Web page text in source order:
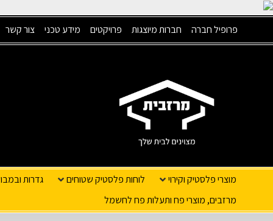
פרופיל חברה חברות מיוצגות פרויקטים מידע טכני צור קשר
מוצרי פלסטיק וקירוי לוחות פלסטיק שטוחים גדרות
מרזבים, מוצרי פח ותעלות פח לחשמל